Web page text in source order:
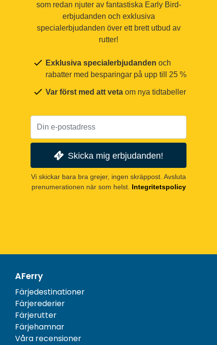
som redan njuter av fantastiska Early Bird-
erbjudanden och exklusiva
specialerbjudanden över ett brett utbud av
rutter!
Exklusiva specialerbjudanden och
rabatter med besparingar på upp till 25 %
Var först med att veta om nya tidtabeller
Skicka mig erbjudanden!
Vi skickar bara bra grejer, ingen skräppost. Avsluta
prenumerationen när som helst. Integritetspolicy
AFerry
Färjedestinationer
Färjerederier
Färjerutter
Färjehamnar
Våra recensioner